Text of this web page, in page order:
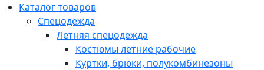
Каталог товаров
Спецодежда
Летняя спецодежда
Костюмы летние рабочие
Куртки, брюки, полукомбинезоны